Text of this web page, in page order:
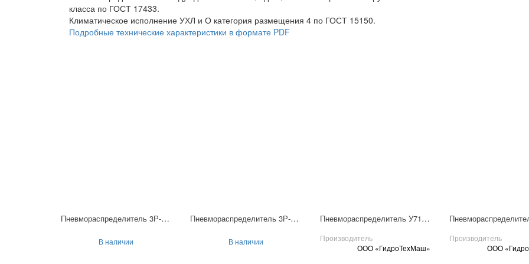
класса по ГОСТ 17433.
Климатическое исполнение УХЛ и О категория размещения 4 по ГОСТ 15150.
Подробные технические характеристики в формате PDF
Пневмораспределитель 3Р-16-232-3
В наличии
Пневмораспределитель 3Р-6-233-3
В наличии
Пневмораспределитель У7126Б-3
Производитель
ООО «ГидроТехМаш»
Производитель
ООО